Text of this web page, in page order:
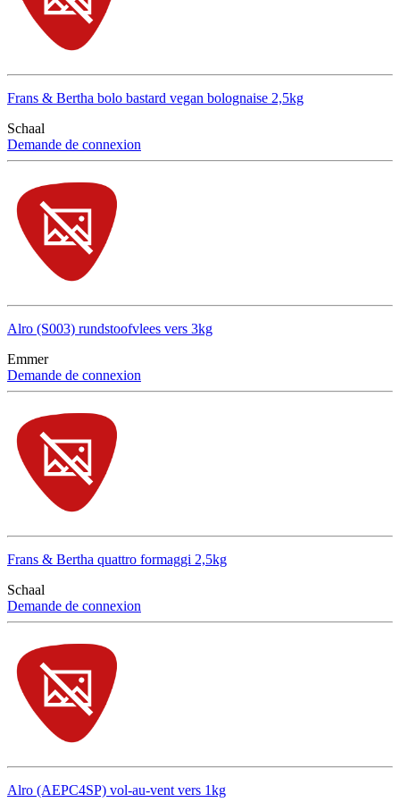
Frans & Bertha bolo bastard vegan bolognaise 2,5kg
Schaal
Demande de connexion
Alro (S003) rundstoofvlees vers 3kg
Emmer
Demande de connexion
Frans & Bertha quattro formaggi 2,5kg
Schaal
Demande de connexion
Alro (AEPC4SP) vol-au-vent vers 1kg